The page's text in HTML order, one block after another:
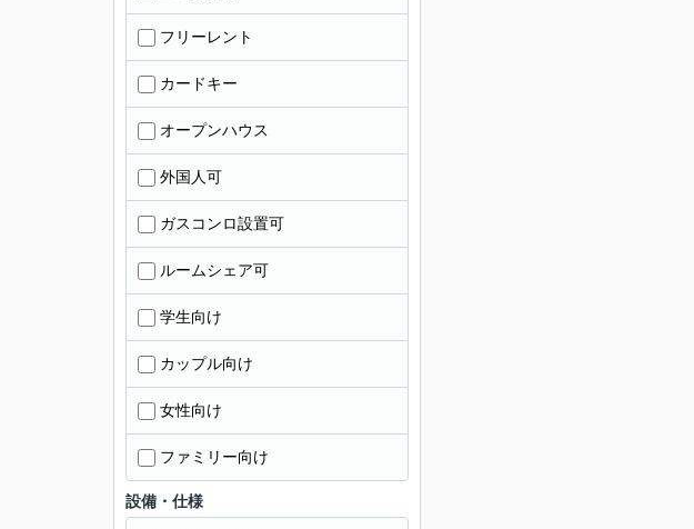
フリーレント
カードキー
オープンハウス
外国人可
ガスコンロ設置可
ルームシェア可
学生向け
カップル向け
女性向け
ファミリー向け
設備・仕様